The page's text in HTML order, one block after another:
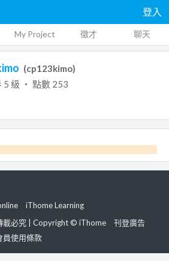
登入
My Project 徵才 聊天
(cp123kimo)
5 級 ‧ 點數 253
iThome Learning
載必究 | Copyright © iThome
刊登廣告
員使用條款